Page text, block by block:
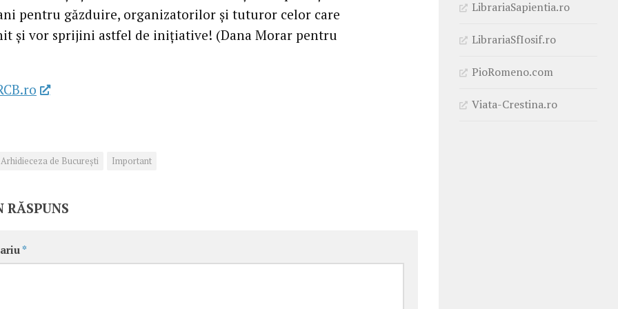
pentru găzduire, organizatorilor și tuturor celor care
și vor sprijini astfel de inițiative! (Dana Morar pentru
Arhidieceza de București Important
RĂSPUNS
*
LibrariaSapientia.ro
LibrariaSfIosif.ro
PioRomeno.com
Viata-Crestina.ro